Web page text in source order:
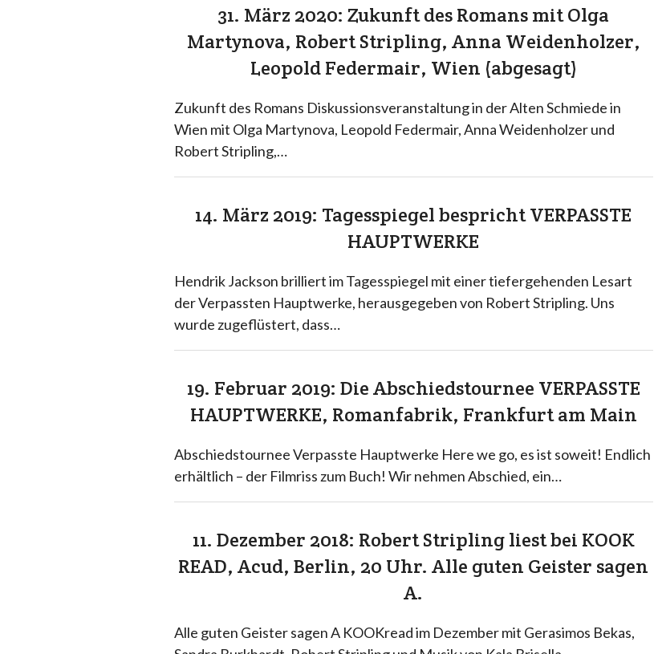
31. März 2020: Zukunft des Romans mit Olga
Martynova, Robert Stripling, Anna Weidenholzer,
Leopold Federmair, Wien (abgesagt)
Zukunft des Romans Diskussionsveranstaltung in der Alten Schmiede in
Wien mit Olga Martynova, Leopold Federmair, Anna Weidenholzer und
Robert Stripling,…
14. März 2019: Tagesspiegel bespricht VERPASSTE
HAUPTWERKE
Hendrik Jackson brilliert im Tagesspiegel mit einer tiefergehenden Lesart
der Verpassten Hauptwerke, herausgegeben von Robert Stripling. Uns
wurde zugeflüstert, dass…
19. Februar 2019: Die Abschiedstournee VERPASSTE
HAUPTWERKE, Romanfabrik, Frankfurt am Main
Abschiedstournee Verpasste Hauptwerke Here we go, es ist soweit! Endlich
erhältlich – der Filmriss zum Buch! Wir nehmen Abschied, ein…
11. Dezember 2018: Robert Stripling liest bei KOOK
READ, Acud, Berlin, 20 Uhr. Alle guten Geister sagen
A.
Alle guten Geister sagen A KOOKread im Dezember mit Gerasimos Bekas,